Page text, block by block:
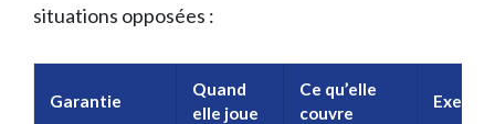
situations opposées :
Garantie
Quand
elle joue
Ce qu’elle
couvre